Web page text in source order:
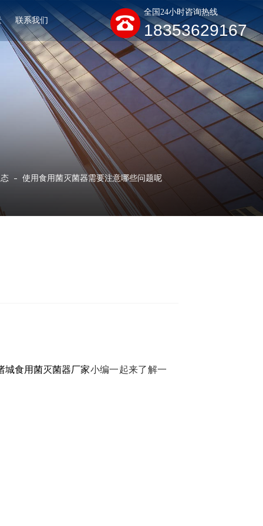
联系我们
全国24小时咨询热线
18353629167
使用食用菌灭菌器需要注意哪些问题呢
城食用菌灭菌器厂家小编一起来了解一